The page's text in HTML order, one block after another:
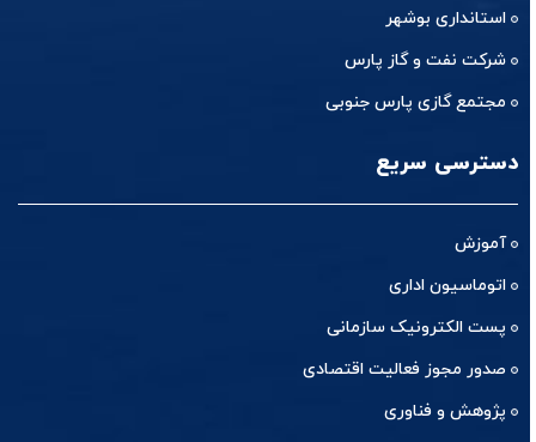
استانداری بوشهر
شرکت نفت و گاز پارس
مجتمع گازی پارس جنوبی
دسترسی سریع
آموزش
اتوماسیون اداری
پست الکترونیک سازمانی
صدور مجوز فعالیت اقتصادی
پژوهش و فناوری